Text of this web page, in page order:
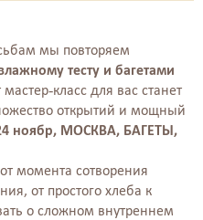
мы повторяем
тесту и багетами
класс для вас станет
открытий и мощный
ноябр, МОСКВА, БАГЕТЫ,
момента сотворения
от простого хлеба к
о сложном внутреннем